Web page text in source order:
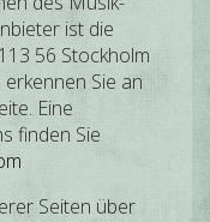
ist die
56 Stockholm
Sie an
Eine
finden Sie
Seiten über